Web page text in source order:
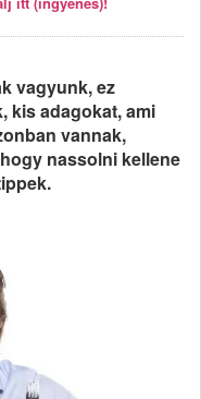
vagyunk, ez
kis adagokat, ami
vannak,
nassolni kellene